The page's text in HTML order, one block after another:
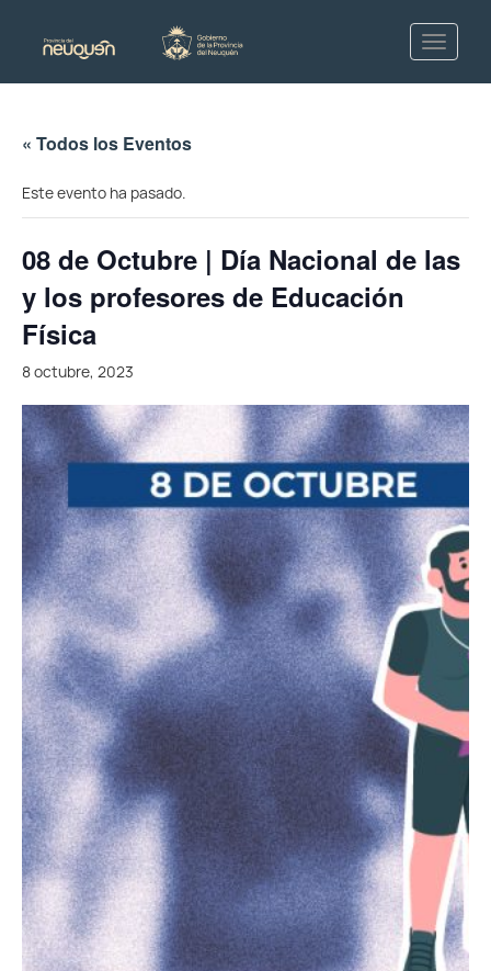
« Todos los Eventos
Este evento ha pasado.
08 de Octubre | Día Nacional de las
y los profesores de Educación
Física
8 octubre, 2023